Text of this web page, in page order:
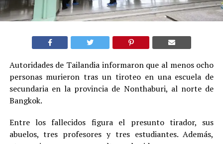
Autoridades de Tailandia informaron que al menos ocho
personas murieron tras un tiroteo en una escuela de
secundaria en la provincia de Nonthaburi, al norte de
Bangkok.
Entre los fallecidos figura el presunto tirador, sus
abuelos, tres profesores y tres estudiantes. Además,